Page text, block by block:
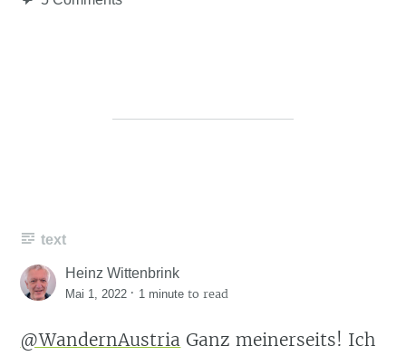
text
Heinz Wittenbrink
Mai 1, 2022 · 1 minute to read
@WandernAustria Ganz meinerseits! Ich